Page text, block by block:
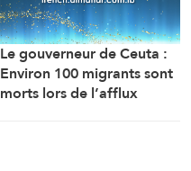
Le gouverneur de Ceuta :
Environ 100 migrants sont
morts lors de l’afflux